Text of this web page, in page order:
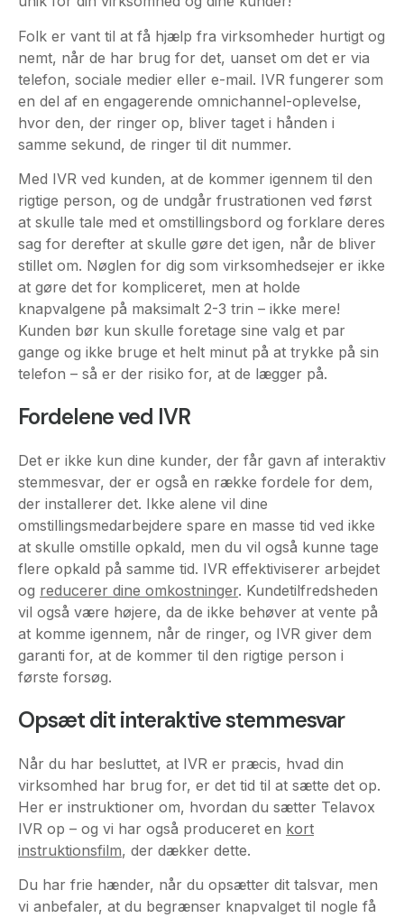
Folk er vant til at få hjælp fra virksomheder hurtigt og
nemt, når de har brug for det, uanset om det er via
telefon, sociale medier eller e-mail. IVR fungerer som
en del af en engagerende omnichannel-oplevelse,
hvor den, der ringer op, bliver taget i hånden i
samme sekund, de ringer til dit nummer.
Med IVR ved kunden, at de kommer igennem til den
rigtige person, og de undgår frustrationen ved først
at skulle tale med et omstillingsbord og forklare deres
sag for derefter at skulle gøre det igen, når de bliver
stillet om. Nøglen for dig som virksomhedsejer er ikke
at gøre det for kompliceret, men at holde
knapvalgene på maksimalt 2-3 trin – ikke mere!
Kunden bør kun skulle foretage sine valg et par
gange og ikke bruge et helt minut på at trykke på sin
telefon – så er der risiko for, at de lægger på.
Fordelene ved IVR
Det er ikke kun dine kunder, der får gavn af interaktiv
stemmesvar, der er også en række fordele for dem,
der installerer det. Ikke alene vil dine
omstillingsmedarbejdere spare en masse tid ved ikke
at skulle omstille opkald, men du vil også kunne tage
flere opkald på samme tid. IVR effektiviserer arbejdet
og reducerer dine omkostninger. Kundetilfredsheden
vil også være højere, da de ikke behøver at vente på
at komme igennem, når de ringer, og IVR giver dem
garanti for, at de kommer til den rigtige person i
første forsøg.
Opsæt dit interaktive stemmesvar
Når du har besluttet, at IVR er præcis, hvad din
virksomhed har brug for, er det tid til at sætte det op.
Her er instruktioner om, hvordan du sætter Telavox
IVR op – og vi har også produceret en kort
instruktionsfilm, der dækker dette.
Du har frie hænder, når du opsætter dit talsvar, men
vi anbefaler, at du begrænser knapvalget til nogle få